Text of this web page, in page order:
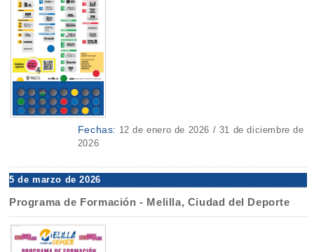
Fechas: 12 de enero de 2026 / 31 de diciembre de
2026
5 de marzo de 2026
Programa de Formación - Melilla, Ciudad del Deporte